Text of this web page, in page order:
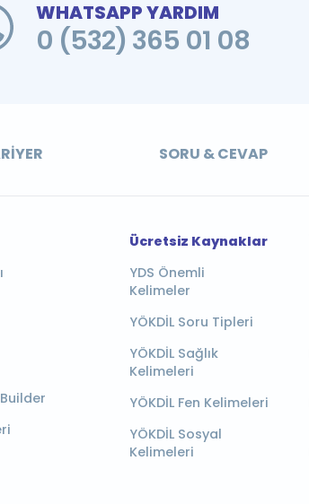
WHATSAPP YARDIM
0 (532) 365 01 08
SORU & CEVAP
Ücretsiz Kaynaklar
YDS Önemli
Kelimeler
YÖKDİL Soru Tipleri
YÖKDİL Sağlık
Kelimeleri
YÖKDİL Fen Kelimeleri
YÖKDİL Sosyal
Kelimeleri